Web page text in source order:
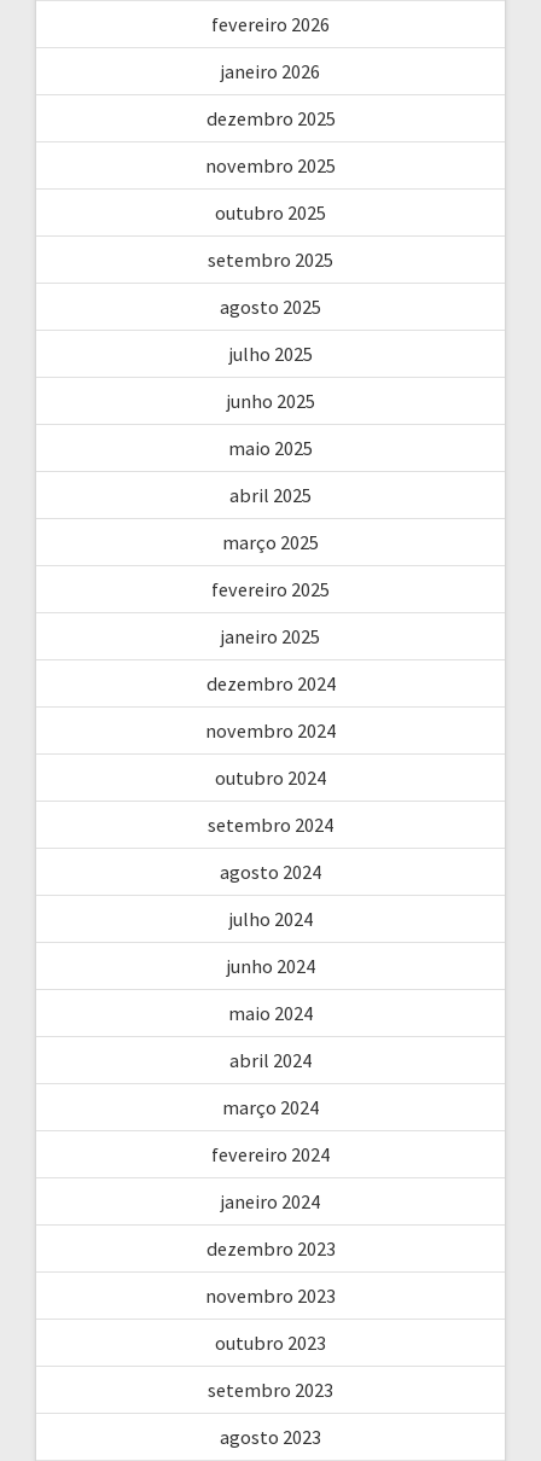
fevereiro 2026
janeiro 2026
dezembro 2025
novembro 2025
outubro 2025
setembro 2025
agosto 2025
julho 2025
junho 2025
maio 2025
abril 2025
março 2025
fevereiro 2025
janeiro 2025
dezembro 2024
novembro 2024
outubro 2024
setembro 2024
agosto 2024
julho 2024
junho 2024
maio 2024
abril 2024
março 2024
fevereiro 2024
janeiro 2024
dezembro 2023
novembro 2023
outubro 2023
setembro 2023
agosto 2023